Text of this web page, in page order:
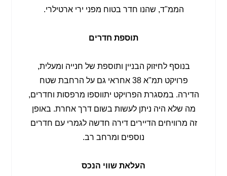
הממ"ד, שהנו חדר בטוח מפני ירי ארטילרי.
תוספת חדרים
בנוסף לחיזוק הבניין ותוספת של חנייה ומעלית,
פרויקט תמ"א 38 אחראי גם על הרחבת שטח
הדירה. במסגרת הפרויקט יתווספו מרפסות וחדרים,
מה שלא היה ניתן לעשות בשום דרך אחרת. באופן
זה מרוויחים הדיירים דירה חדשה לגמרי עם חדרים
נוספים ומרחב רב.
העלאת שווי הנכס